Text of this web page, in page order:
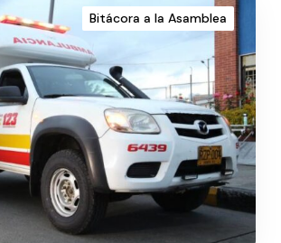
Bitácora a la Asamblea